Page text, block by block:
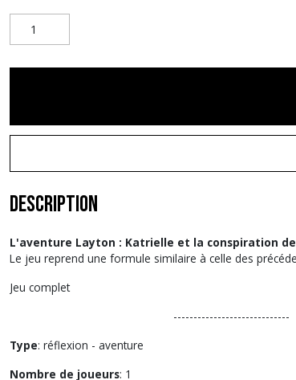
Description
L'aventure Layton : Katrielle et la conspiration
Le jeu reprend une formule similaire à celle des
Jeu complet
-----------------------------
Type: réflexion - aventure
Nombre de joueurs: 1